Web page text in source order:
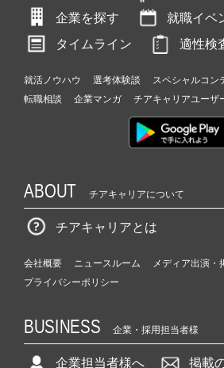
企業を探す
就職イベ
タイムライン
適性検
就活ノウハウ 選考体験談 スペシャルコン
転職相談
企業マンガ チアキャリアユーザ
ABOUT チアキャリアについて
チアキャリアとは
会社概要 ニュースルーム
メディア出演・
プライバシーポリシー
BUSINESS 企業・採用担当者様
企業担当者様へ 掲載